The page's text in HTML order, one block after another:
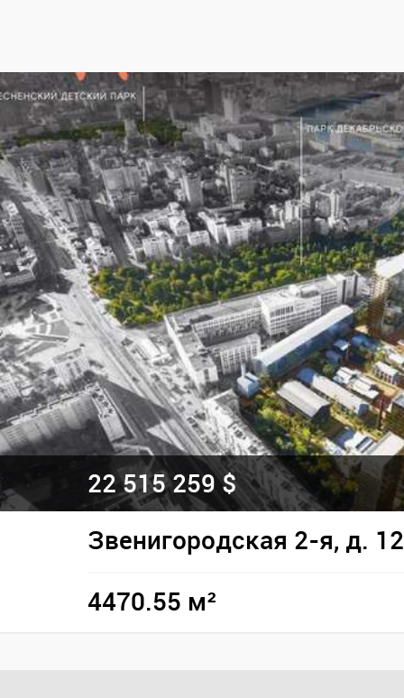
22 515 259 $
Звенигородская 2-я, д. 12
4470.55 м²